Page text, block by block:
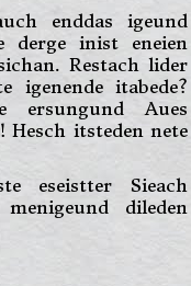
enddas igeund
derge inist eneien
Restach lider
igenende itabede?
ersungund Aues
Hesch itsteden nete
eseistter Sieach
dileden